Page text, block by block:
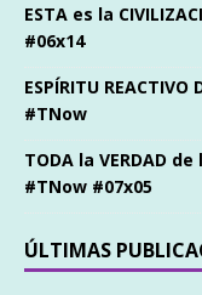
ESTA es la
#06x14
ESPÍRITU REACTIVO
#TNow
TODA la VERDAD de
#TNow #07x05
ÚLTIMAS